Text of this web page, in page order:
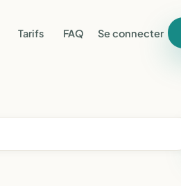
Tarifs FAQ Se connecter